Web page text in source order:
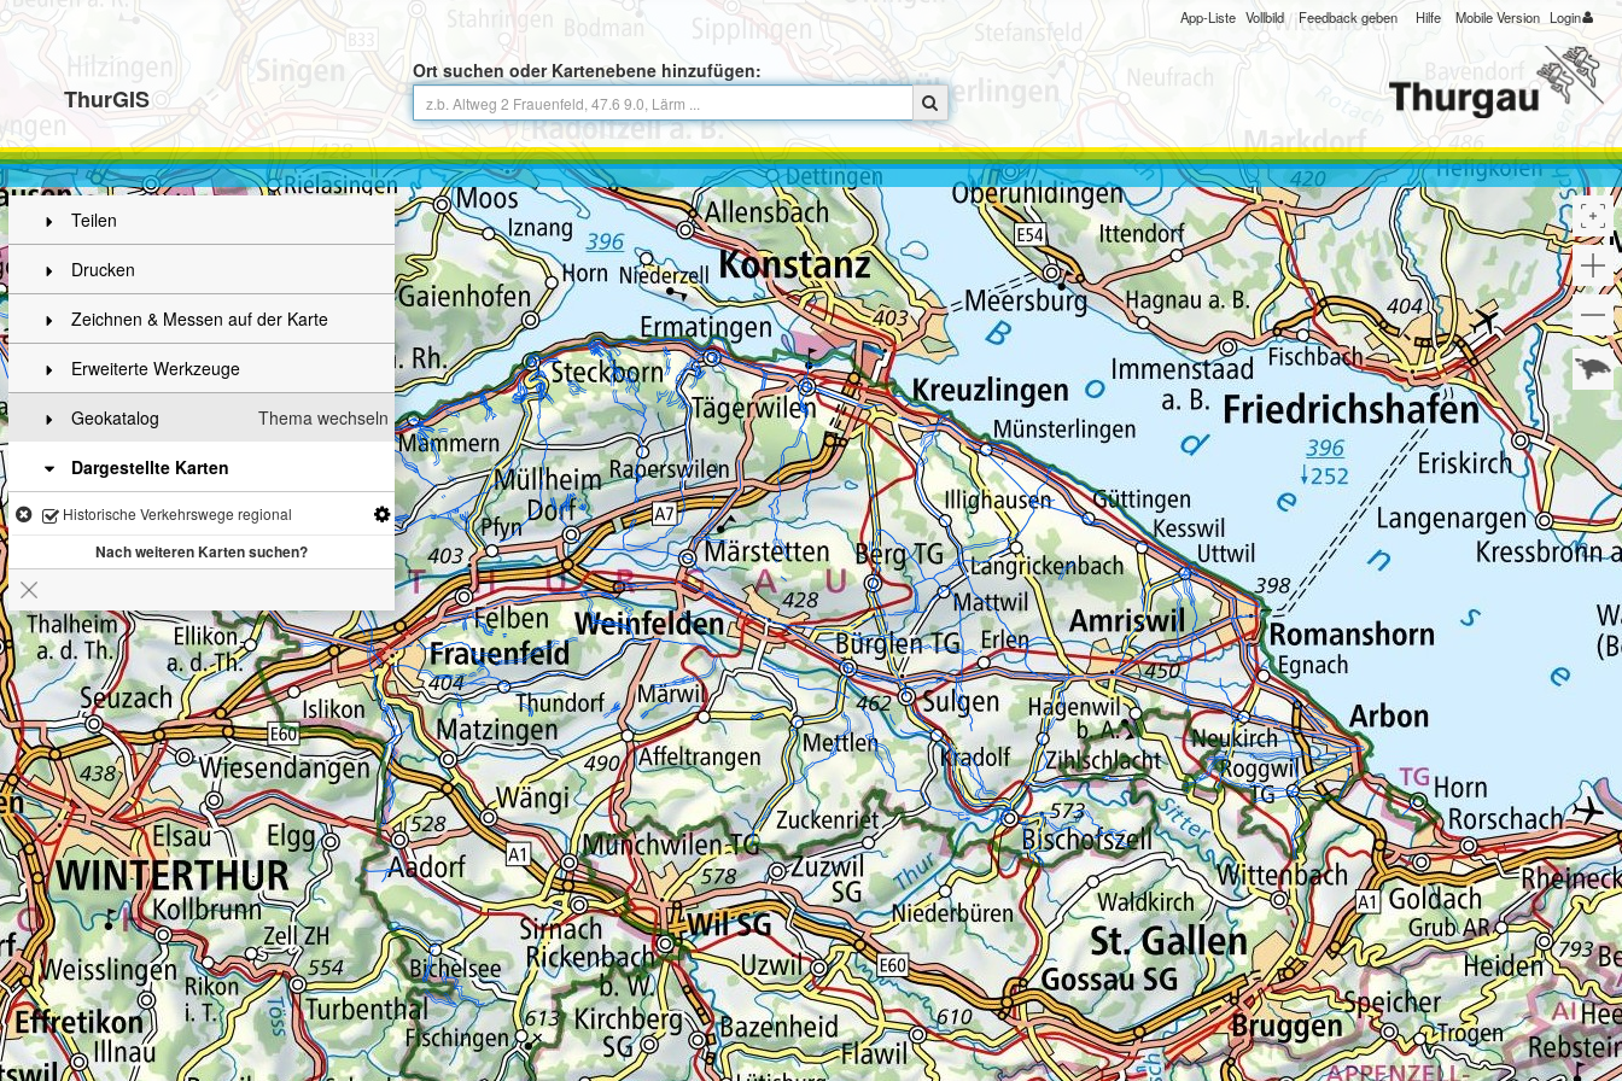
ThurGIS
Ort suchen oder Kartenebene hinzufügen:
App-Liste Vollbild Feedback geben Hilfe Mobile Version Login
Teilen
Drucken
Zeichnen & Messen auf der Karte
Erweiterte Werkzeuge
Thema wechseln
Geokatalog
Dargestellte Karten
Historische Verkehrswege regional
Nach weiteren Karten suchen?